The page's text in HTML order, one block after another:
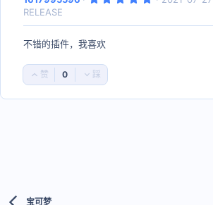
0
RELEASE
不错的插件，我喜欢
好
评
0
否
决
宝可梦